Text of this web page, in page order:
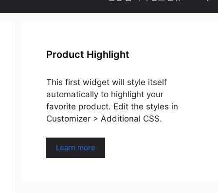
Product Highlight
This first widget will style itself
automatically to highlight your
favorite product. Edit the styles in
Customizer > Additional CSS.
Learn more